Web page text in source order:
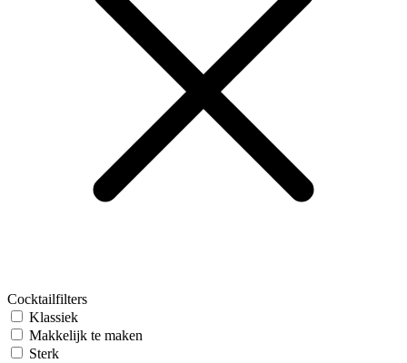
Cocktailfilters
Klassiek
Makkelijk te maken
Sterk